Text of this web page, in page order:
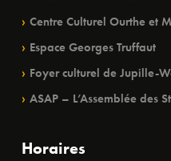
Centre Culturel Ourthe et
Espace Georges Truffaut
Foyer culturel de Jupille-
ASAP – L’Assemblée des
Horaires